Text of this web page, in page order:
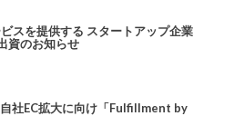
スを提供する スタートアップ企業
資のお知らせ
社EC拡大に向け「Fulfillment by